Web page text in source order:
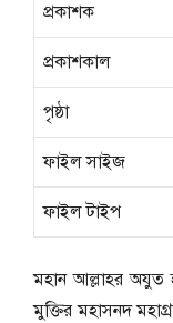
প্রকাশক
প্রকাশকাল
পৃষ্ঠা
ফাইল সাইজ
ফাইল টাইপ
মহান আল্লাহর অযুত
মুক্তির মহাসনদ